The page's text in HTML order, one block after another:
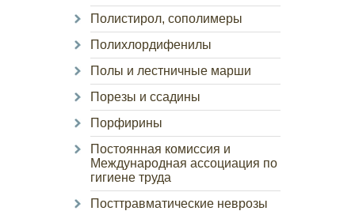
Полистирол, сополимеры
Полихлордифенилы
Полы и лестничные марши
Порезы и ссадины
Порфирины
Постоянная комиссия и
Международная ассоциация по
гигиене труда
Посттравматические неврозы